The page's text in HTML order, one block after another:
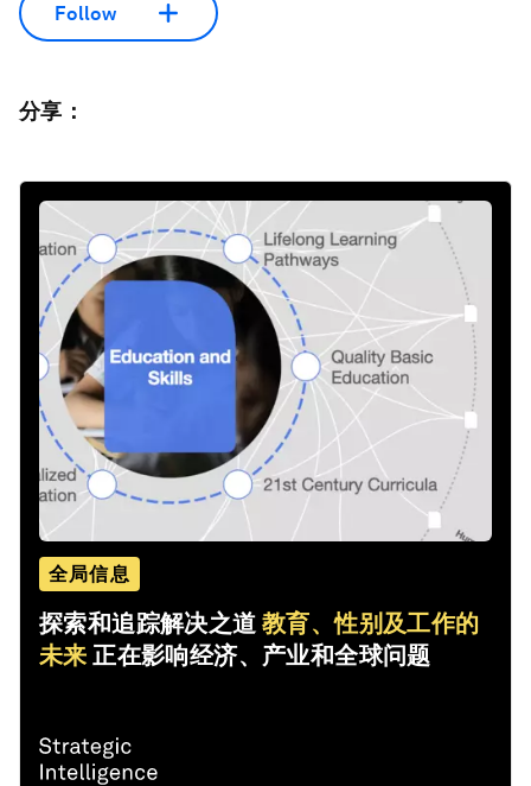
Follow
分享：
全局信息
探索和追踪解决之道教育、性别及工作的
未来 正在影响经济、产业和全球问题